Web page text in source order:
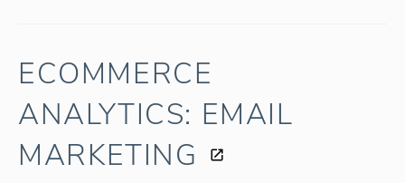
ECOMMERCE
ANALYTICS: EMAIL
MARKETING